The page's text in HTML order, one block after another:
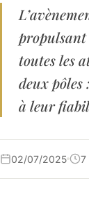
toutes les
deux
à leur
02/07/2025 7